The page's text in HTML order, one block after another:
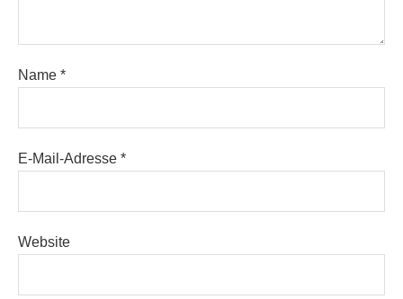
Name *
E-Mail-Adresse *
Website